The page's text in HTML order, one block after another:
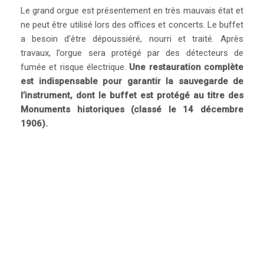
Le grand orgue est présentement en très mauvais état et
ne peut être utilisé lors des offices et concerts. Le buffet
a besoin d’être dépoussiéré, nourri et traité. Après
travaux, l’orgue sera protégé par des détecteurs de
fumée et risque électrique. Une restauration complète
est indispensable pour garantir la sauvegarde de
l’instrument, dont le buffet est protégé au titre des
Monuments historiques (classé le 14 décembre
1906).